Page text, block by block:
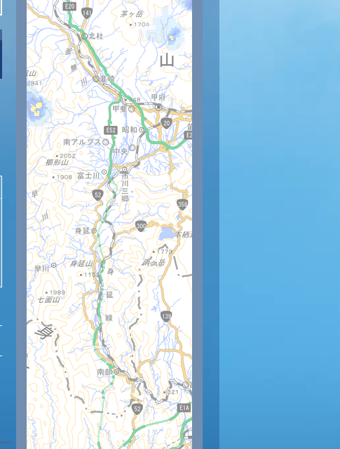
10時 11時 12時 13時 14時
28 30 31 32